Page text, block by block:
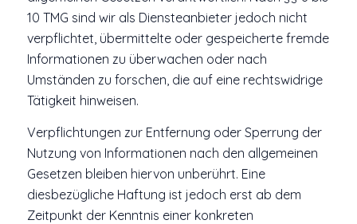
10 TMG sind wir als Diensteanbieter jedoch nicht
verpflichtet, übermittelte oder gespeicherte fremde
Informationen zu überwachen oder nach
Umständen zu forschen, die auf eine rechtswidrige
Tätigkeit hinweisen.
Verpflichtungen zur Entfernung oder Sperrung der
Nutzung von Informationen nach den allgemeinen
Gesetzen bleiben hiervon unberührt. Eine
diesbezügliche Haftung ist jedoch erst ab dem
Zeitpunkt der Kenntnis einer konkreten